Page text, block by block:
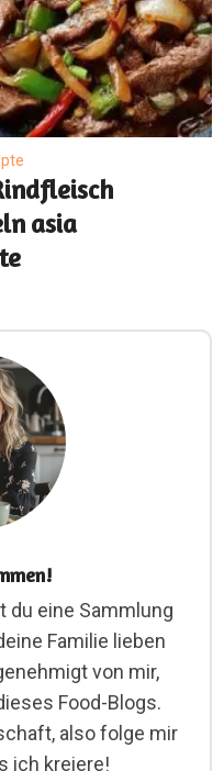
asia
du eine Sammlung
Familie lieben
von mir,
Food-Blogs.
also folge mir
ich kreiere!